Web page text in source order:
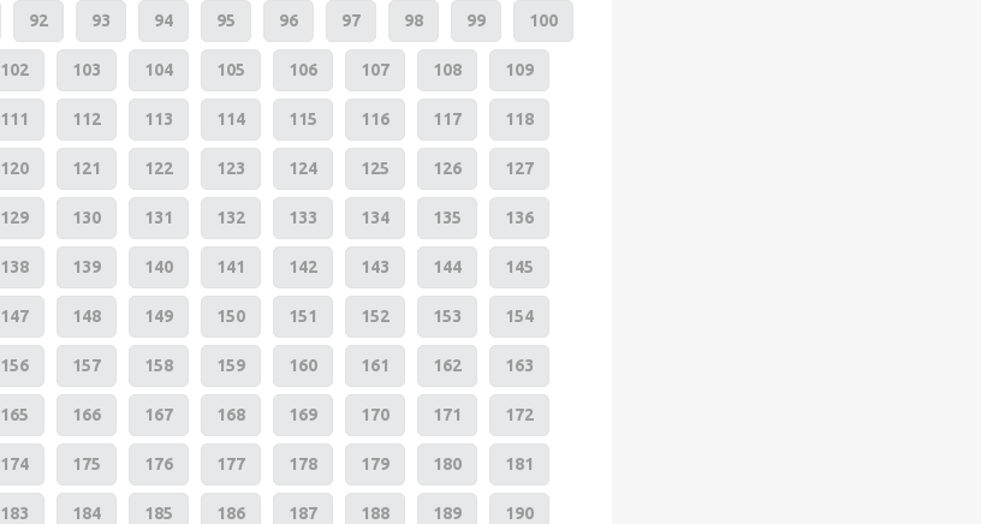
92 93 94 95 96 97 98 99 100
102 103 104 105 106 107 108 109
111 112 113 114 115 116 117 118
120 121 122 123 124 125 126 127
129 130 131 132 133 134 135 136
138 139 140 141 142 143 144 145
147 148 149 150 151 152 153 154
156 157 158 159 160 161 162 163
165 166 167 168 169 170 171 172
174 175 176 177 178 179 180 181
183 184 185 186 187 188 189 190